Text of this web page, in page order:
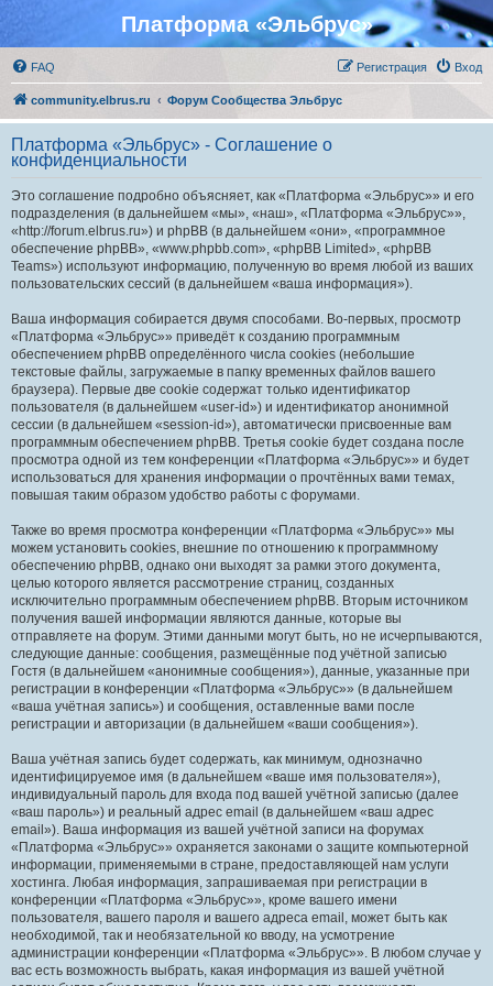
Платформа «Эльбрус»
FAQ Вход
Регистрация
community.elbrus.ru Форум Сообщества Эльбрус
Платформа «Эльбрус» - Соглашение о
конфиденциальности
Это соглашение подробно объясняет, как «Платформа «Эльбрус»» и его
подразделения (в дальнейшем «мы», «наш», «Платформа «Эльбрус»»,
«http://forum.elbrus.ru») и phpBB (в дальнейшем «они», «программное
обеспечение phpBB», «www.phpbb.com», «phpBB Limited», «phpBB
Teams») используют информацию, полученную во время любой из ваших
пользовательских сессий (в дальнейшем «ваша информация»).
Ваша информация собирается двумя способами. Во-первых, просмотр
«Платформа «Эльбрус»» приведёт к созданию программным
обеспечением phpBB определённого числа cookies (небольшие
текстовые файлы, загружаемые в папку временных файлов вашего
браузера). Первые две cookie содержат только идентификатор
пользователя (в дальнейшем «user-id») и идентификатор анонимной
сессии (в дальнейшем «session-id»), автоматически присвоенные вам
программным обеспечением phpBB. Третья cookie будет создана после
просмотра одной из тем конференции «Платформа «Эльбрус»» и будет
использоваться для хранения информации о прочтённых вами темах,
повышая таким образом удобство работы с форумами.
Также во время просмотра конференции «Платформа «Эльбрус»» мы
можем установить cookies, внешние по отношению к программному
обеспечению phpBB, однако они выходят за рамки этого документа,
целью которого является рассмотрение страниц, созданных
исключительно программным обеспечением phpBB. Вторым источником
получения вашей информации являются данные, которые вы
отправляете на форум. Этими данными могут быть, но не исчерпываются,
следующие данные: сообщения, размещённые под учётной записью
Гостя (в дальнейшем «анонимные сообщения»), данные, указанные при
регистрации в конференции «Платформа «Эльбрус»» (в дальнейшем
«ваша учётная запись») и сообщения, оставленные вами после
регистрации и авторизации (в дальнейшем «ваши сообщения»).
Ваша учётная запись будет содержать, как минимум, однозначно
идентифицируемое имя (в дальнейшем «ваше имя пользователя»),
индивидуальный пароль для входа под вашей учётной записью (далее
«ваш пароль») и реальный адрес email (в дальнейшем «ваш адрес
email»). Ваша информация из вашей учётной записи на форумах
«Платформа «Эльбрус»» охраняется законами о защите компьютерной
информации, применяемыми в стране, предоставляющей нам услуги
хостинга. Любая информация, запрашиваемая при регистрации в
конференции «Платформа «Эльбрус»», кроме вашего имени
пользователя, вашего пароля и вашего адреса email, может быть как
необходимой, так и необязательной ко вводу, на усмотрение
администрации конференции «Платформа «Эльбрус»». В любом случае у
вас есть возможность выбрать, какая информация из вашей учётной